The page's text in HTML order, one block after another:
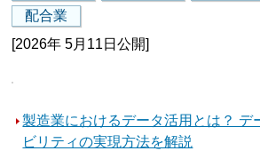
配合業
[2026年 5月11日公開]
製造業におけるデータ活用とは？ デ
ビリティの実現方法を解説